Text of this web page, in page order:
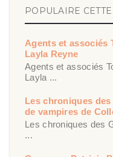
POPULAIRE
Agents et associés
Layla Reyne
Agents et associés
Layla ...
Les chroniques
de vampires de
Les chroniques des
...